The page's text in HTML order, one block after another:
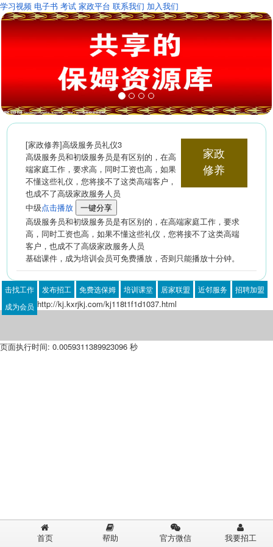
学习视频 电子书 考试 家政平台 联系我们 加入我们
家政
修养
[家政修养]高级服务员礼仪3
高级服务员和初级服务员是有区别的，在高
端家庭工作，要求高，同时工资也高，如果
不懂这些礼仪，您将接不了这类高端客户，
也成不了高级家政服务人员
中级点击播放
一键分享
高级服务员和初级服务员是有区别的，在高端家庭工作，要求
高，同时工资也高，如果不懂这些礼仪，您将接不了这类高端
客户，也成不了高级家政服务人员
基础课件，成为培训会员可免费播放，否则只能播放十分钟。
击找工作 发布招工 免费选保姆 培训课堂 居家联盟 近邻服务
招聘加盟
成为会员 http://kj.kxrjkj.com/kj118t1f1d1037.html
首页 帮助 官方微信 我要招工
页面执行时间: 0.0059311389923096 秒